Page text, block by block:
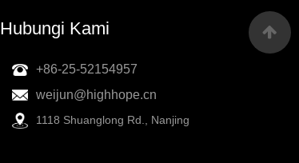
Hubungi Kami
+86-25-52154957
weijun@highhope.cn
1118 Shuanglong Rd., Nanjing